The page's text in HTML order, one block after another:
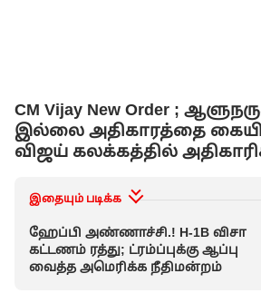
CM Vijay New Order ;
இல்லை அதிகாரத்தை
விஜய் கலக்கத்தில்
இதையும் படிக்க
ஹேப்பி அண்ணாச்சி.! H-1B விசா
கட்டணம் ரத்து; ட்ரம்ப்புக்கு ஆப்பு
வைத்த அமெரிக்க நீதிமன்றம்